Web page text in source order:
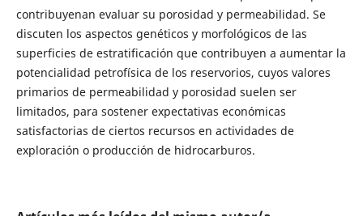
contribuyenan evaluar su porosidad y permeabilidad. Se
discuten los aspectos genéticos y morfológicos de las
superficies de estratificación que contribuyen a aumentar la
potencialidad petrofísica de los reservorios, cuyos valores
primarios de permeabilidad y porosidad suelen ser
limitados, para sostener expectativas económicas
satisfactorias de ciertos recursos en actividades de
exploración o producción de hidrocarburos.